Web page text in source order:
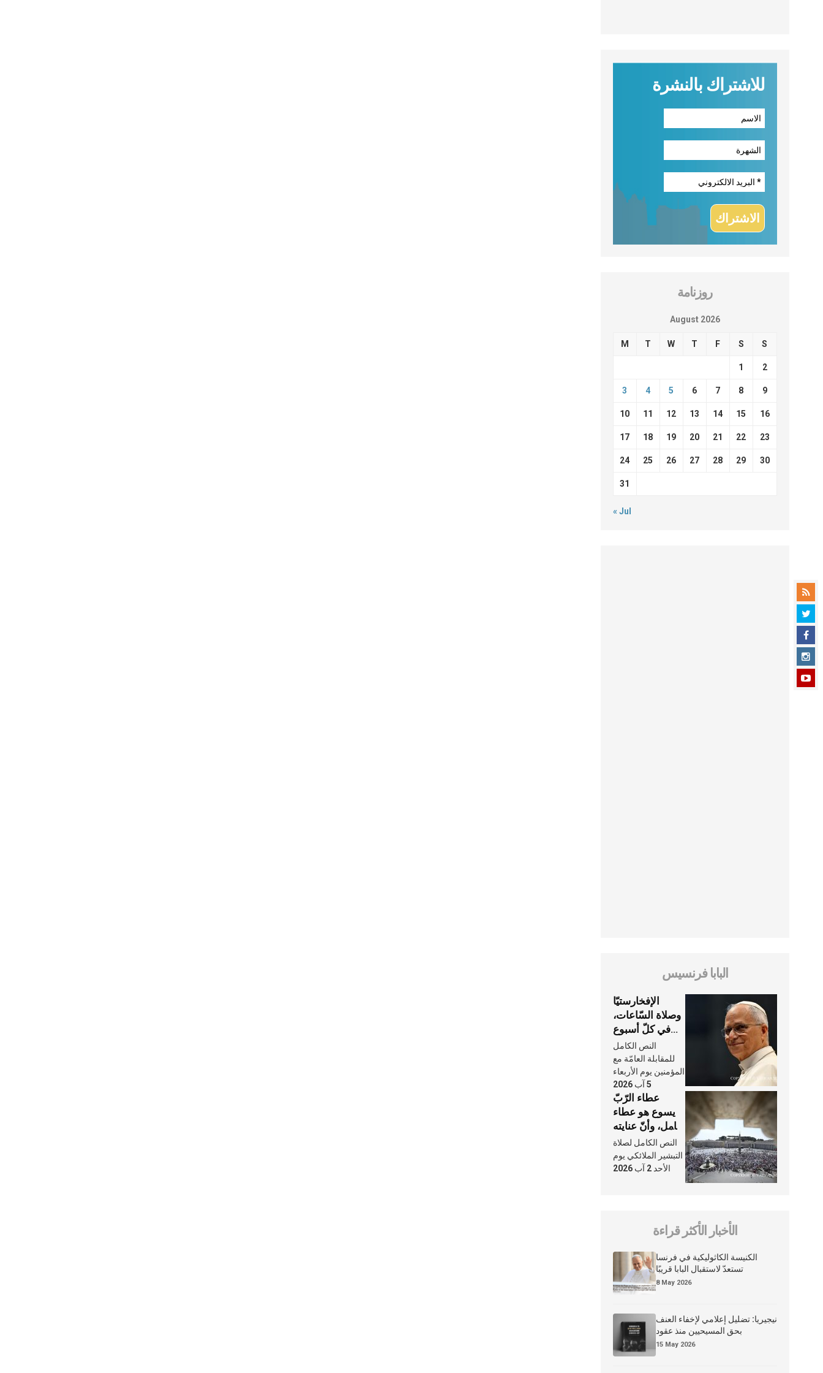
للاشتراك بالنشرة
روزنامة
August 2026
M T W T F S S
1 2
3 4 5 6 7 8 9
10 11 12 13 14 15 16
17 18 19 20 21 22 23
24 25 26 27 28 29 30
31
« Jul
البابا فرنسيس
الإفخارستيّا
وصلاة السّاعات،
في كلّ أسبوع
وكلّ يوم، هما
النَّفَس في حياة
الكنيسة
النص الكامل
للمقابلة العامّة مع
المؤمنين يوم الأربعاء
5 آب 2026
عطاء الرّبّ
يسوع هو عطاء
شامل، وأنّ عنايته
بنا لا تغيب عنّا
أبدًا
النص الكامل لصلاة
التبشير الملائكي يوم
الأحد 2 آب 2026
الأخبار الأكثر قراءة
الكنيسة الكاثوليكية في فرنسا
تستعدّ لاستقبال البابا قريبًا
8 May 2026
نيجيريا: تضليل إعلامي لإخفاء العنف
بحق المسيحيين منذ عقود
15 May 2026